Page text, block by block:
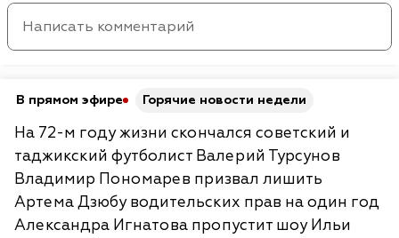
В прямом эфире Горячие новости недели
На 72-м году жизни скончался советский и
таджикский футболист Валерий Турсунов
Владимир Пономарев призвал лишить
Артема Дзюбу водительских прав на один год
Александра Игнатова пропустит шоу Ильи